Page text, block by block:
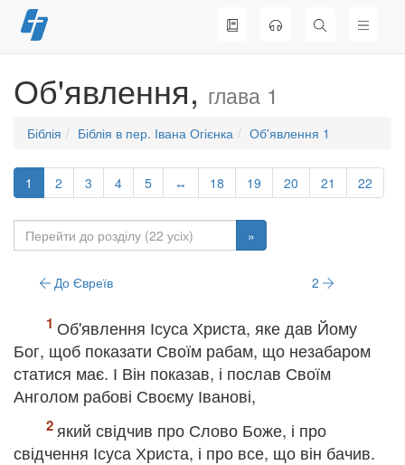
Перейти
до
Об'явлення, глава 1
Біблія Біблія в пер. Івана Огієнка Об'явлення 1
1 2 3 4 5 ↔ 18 19 20 21 22
»
До Євреїв 2
Об'явлення Ісуса Христа, яке дав Йому
Бог, щоб показати Своїм рабам, що незабаром
статися має. І Він показав, і послав Своїм
Анголом рабові Своєму Іванові,
який свідчив про Слово Боже, і про
свідчення Ісуса Христа, і про все, що він бачив.